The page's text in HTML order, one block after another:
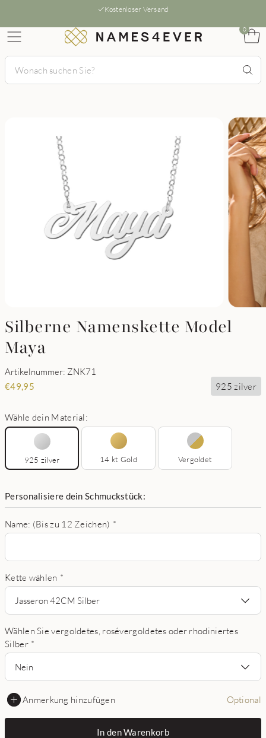
Kostenloser Versand
0
Silberne Namenskette Model
Maya
Artikelnummer: ZNK71
€49,95 925 zilver
Wähle dein Material:
925 zilver 14 kt Gold Vergoldet
Personalisiere dein Schmuckstück:
Name: (Bis zu 12 Zeichen) *
Kette wählen *
Jasseron 42CM Silber
Wählen Sie vergoldetes, rosévergoldetes oder rhodiniertes
Silber *
Nein
Anmerkung hinzufügen Optional
In den Warenkorb